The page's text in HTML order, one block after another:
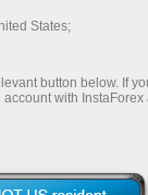
ci-dessous ou
States;
button below. If
with InstaForex